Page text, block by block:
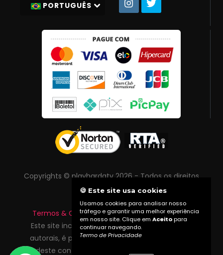
PORTUGUÊS
Copyrights © playhardatv 2026 - Todos os direitos
reservados
Termos & Condições |Política de Privacidade
Este site inclui conteúdo protegido por direitos
autorais, é proibida reprodução total ou parcial
deste conteúdo sem autorização prévia do
🍪 Este site usa cookies
Usamos cookies para analisar nosso
tráfego e garantir uma melhor experiência
em nosso site. Clique em Aceitopara
continuar navegando.
Termo de Privacidade